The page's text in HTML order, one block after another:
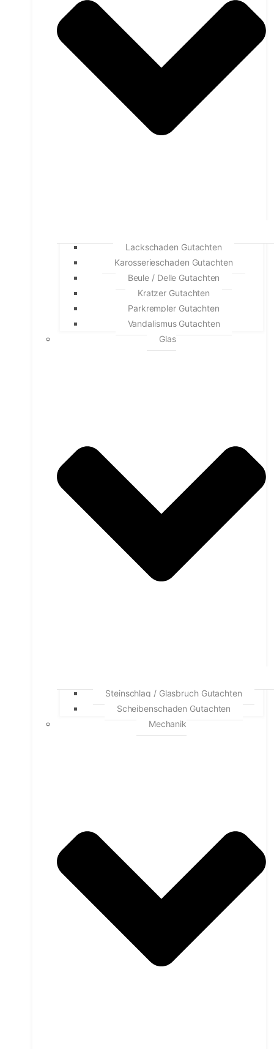
Lackschaden Gutachten
Karosserieschaden Gutachten
Beule / Delle Gutachten
Kratzer Gutachten
Parkrempler Gutachten
Vandalismus Gutachten
Glas
Steinschlag / Glasbruch Gutachten
Scheibenschaden Gutachten
Mechanik